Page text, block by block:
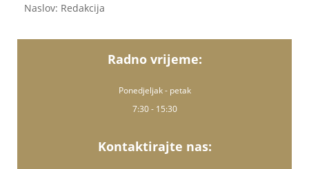
Naslov: Redakcija
Radno vrijeme:
Ponedjeljak - petak
7:30 - 15:30
Kontaktirajte nas: